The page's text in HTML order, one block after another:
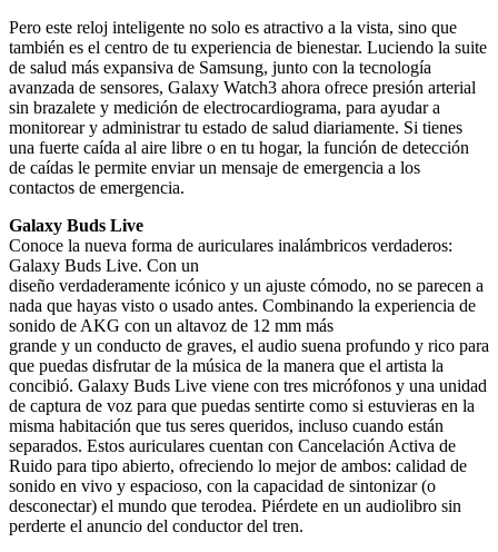
Pero este reloj inteligente no solo es atractivo a la vista, sino que
también es el centro de tu experiencia de bienestar. Luciendo la suite
de salud más expansiva de Samsung, junto con la tecnología
avanzada de sensores, Galaxy Watch3 ahora ofrece presión arterial
sin brazalete y medición de electrocardiograma, para ayudar a
monitorear y administrar tu estado de salud diariamente. Si tienes
una fuerte caída al aire libre o en tu hogar, la función de detección
de caídas le permite enviar un mensaje de emergencia a los
contactos de emergencia.
Galaxy Buds Live
Conoce la nueva forma de auriculares inalámbricos verdaderos:
Galaxy Buds Live. Con un
diseño verdaderamente icónico y un ajuste cómodo, no se parecen a
nada que hayas visto o usado antes. Combinando la experiencia de
sonido de AKG con un altavoz de 12 mm más
grande y un conducto de graves, el audio suena profundo y rico para
que puedas disfrutar de la música de la manera que el artista la
concibió. Galaxy Buds Live viene con tres micrófonos y una unidad
de captura de voz para que puedas sentirte como si estuvieras en la
misma habitación que tus seres queridos, incluso cuando están
separados. Estos auriculares cuentan con Cancelación Activa de
Ruido para tipo abierto, ofreciendo lo mejor de ambos: calidad de
sonido en vivo y espacioso, con la capacidad de sintonizar (o
desconectar) el mundo que terodea. Piérdete en un audiolibro sin
perderte el anuncio del conductor del tren.